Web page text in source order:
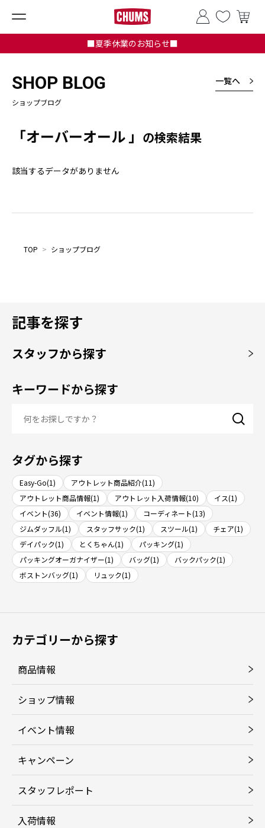
■夏季休業のお知らせ■
SHOP BLOG
ショップブログ
一覧へ
「オーバーオール 」 の検索結果
該当するデータがありません
TOP > ショップブログ
記事を探す
スタッフから探す
キーワードから探す
タグから探す
Easy-Go(1)
アウトレット商品紹介(11)
アウトレット商品情報(1)
アウトレット入荷情報(10)
イス(1)
イベント(36)
イベント情報(1)
コーディネート(13)
ジムダッフル(1)
スタッフサック(1) スツール(1)
チェア(1)
デイパック(1)
とくちゃん(1)
パッキング(1)
パッキングオーガナイザー(1)
バッグ(1)
バックパック(1)
ボストンバッグ(1)
リュック(1)
カテゴリーから探す
商品情報
ショップ情報
イベント情報
キャンペーン
スタッフレポート
入荷情報